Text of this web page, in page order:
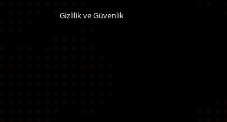
Gizlilik ve Güvenlik